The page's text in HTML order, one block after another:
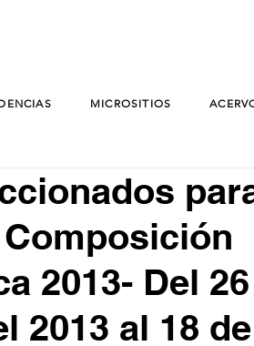
MICROSITIOS
2013- Del
2013 al 18 de